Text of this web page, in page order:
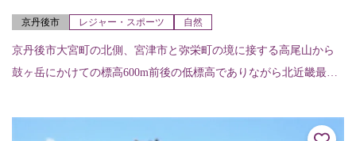
京丹後市 レジャー・スポーツ 自然
京丹後市大宮町の北側、宮津市と弥栄町の境に接する高尾山から
鼓ヶ岳にかけての標高600m前後の低標高でありながら北近畿最大
など300種...